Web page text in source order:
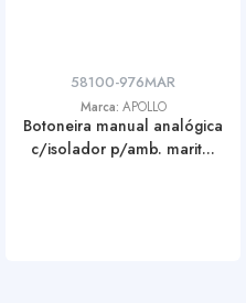
58100-976MAR
Marca: APOLLO
Botoneira manual analógica
c/isolador p/amb. marit...